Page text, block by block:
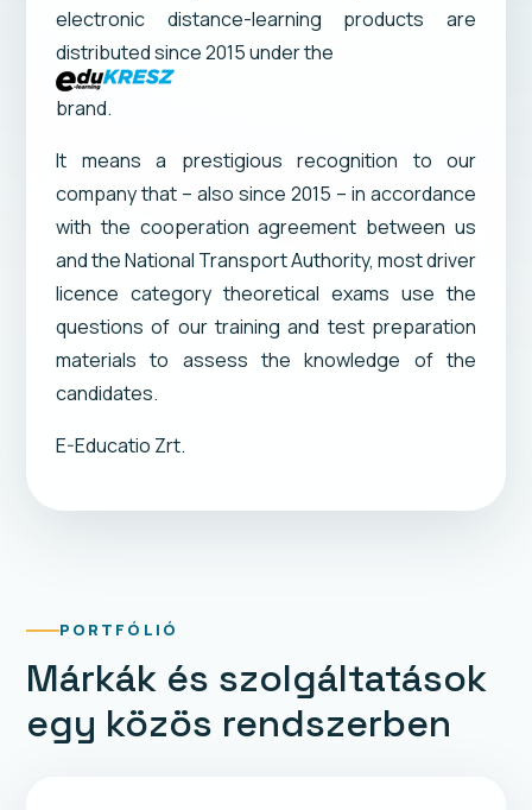
electronic distance-learning products are
distributed since 2015 under the
brand.
It means a prestigious recognition to our
company that – also since 2015 – in accordance
with the cooperation agreement between us
and the National Transport Authority, most driver
licence category theoretical exams use the
questions of our training and test preparation
materials to assess the knowledge of the
candidates.
E-Educatio Zrt.
PORTFÓLIÓ
Márkák és szolgáltatások
egy közös rendszerben